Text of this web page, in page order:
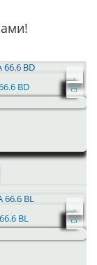
BD
BL